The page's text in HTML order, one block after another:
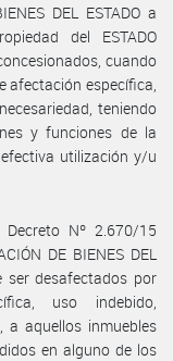
DEL ESTADO a
del ESTADO
cuando
afectación específica,
teniendo
y funciones de la
utilización y/u
Nº 2.670/15
DE BIENES DEL
ser desafectados por
uso indebido,
a aquellos inmuebles
en alguno de los